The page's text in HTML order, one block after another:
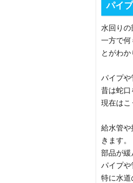
パイ
水回りの
一方で何
とがわか
パイプや
昔は蛇口
現在はこ
給水管や
きます。
部品が緩
パイプや
特に水道